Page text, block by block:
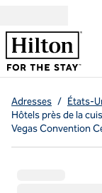
Adresses / États-
Hôtels près de la
Vegas Convention